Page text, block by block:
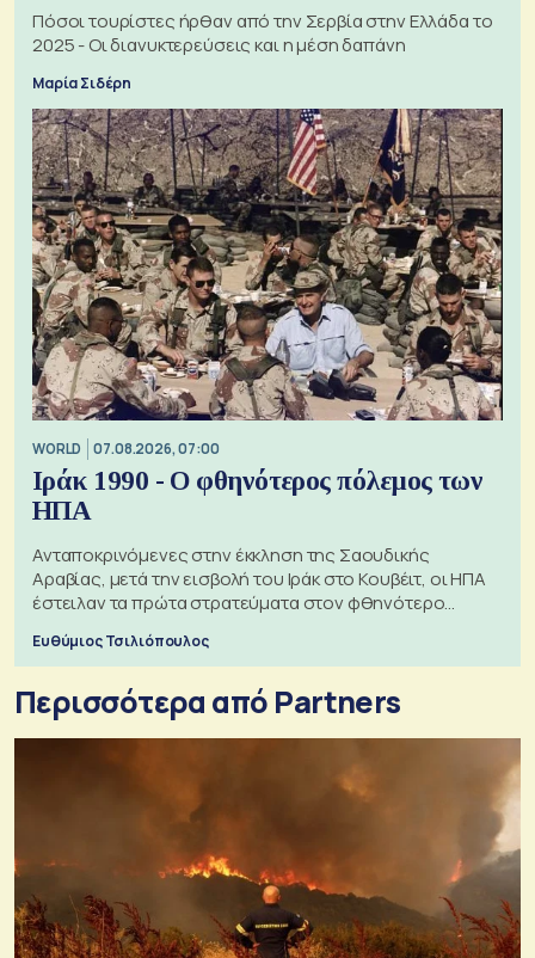
Πόσοι τουρίστες ήρθαν από την Σερβία στην Ελλάδα το
2025 - Οι διανυκτερεύσεις και η μέση δαπάνη
Μαρία Σιδέρη
WORLD 07.08.2026, 07:00
Ιράκ 1990 - Ο φθηνότερος πόλεμος των
ΗΠΑ
Ανταποκρινόμενες στην έκκληση της Σαουδικής
Αραβίας, μετά την εισβολή του Ιράκ στο Κουβέιτ, οι ΗΠΑ
έστειλαν τα πρώτα στρατεύματα στον φθηνότερο
Ευθύμιος Τσιλιόπουλος
Περισσότερα από Partners